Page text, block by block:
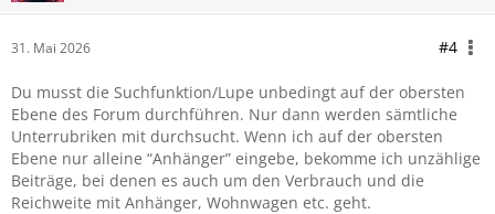
31. Mai 2026 #4
Du musst die Suchfunktion/Lupe unbedingt auf der obersten
Ebene des Forum durchführen. Nur dann werden sämtliche
Unterrubriken mit durchsucht. Wenn ich auf der obersten
Ebene nur alleine “Anhänger” eingebe, bekomme ich unzählige
Beiträge, bei denen es auch um den Verbrauch und die
Reichweite mit Anhänger, Wohnwagen etc. geht.